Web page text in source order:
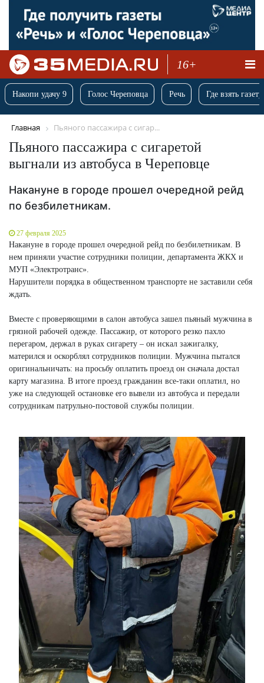
16+
Накопи удачу 9 Голос Череповца Речь Где взять
Главная Пьяного пассажира с сигар...
Пьяного пассажира с сигаретой
выгнали из автобуса в Череповце
Накануне в городе прошел очередной рейд
по безбилетникам.
27 февраля 2025
Накануне в городе прошел очередной рейд по безбилетникам. В
нем приняли участие сотрудники полиции, департамента ЖКХ и
МУП «Электротранс».
Нарушители порядка в общественном транспорте не заставили себя
ждать.
Вместе с проверяющими в салон автобуса зашел пьяный мужчина в
грязной рабочей одежде. Пассажир, от которого резко пахло
перегаром, держал в руках сигарету – он искал зажигалку,
матерился и оскорблял сотрудников полиции. Мужчина пытался
оригинальничать: на просьбу оплатить проезд он сначала достал
карту магазина. В итоге проезд гражданин все-таки оплатил, но
уже на следующей остановке его вывели из автобуса и передали
сотрудникам патрульно-постовой службы полиции.